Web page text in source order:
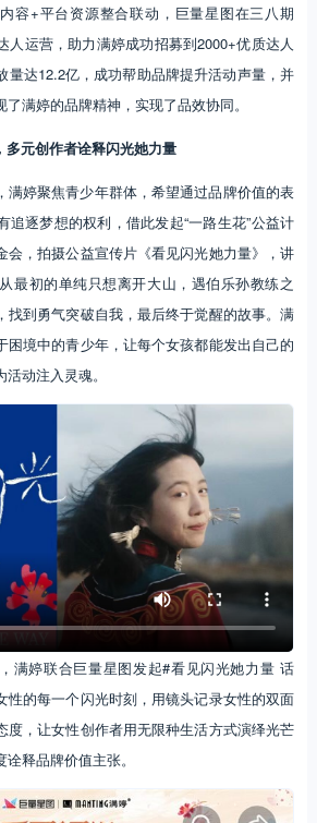
容+平台资源整合联动，巨量星图在三八期
人运营，助力满婷成功招募到2000+优质达人
量达12.2亿，成功帮助品牌提升活动声量，并
满婷的品牌精神，实现了品效协同。
多元创作者诠释闪光她力量
满婷聚焦青少年群体，希望通过品牌价值的表
追逐梦想的权利，借此发起“一路生花”公益计
会，拍摄公益宣传片《看见闪光她力量》，讲
最初的单纯只想离开大山，遇伯乐孙教练之
找到勇气突破自我，最后终于觉醒的故事。满
困境中的青少年，让每个女孩都能发出自己的
动注入灵魂。
满婷联合巨量星图发起#看见闪光她力量 话
性的每一个闪光时刻，用镜头记录女性的双面
度，让女性创作者用无限种生活方式演绎光芒
释品牌价值主张。